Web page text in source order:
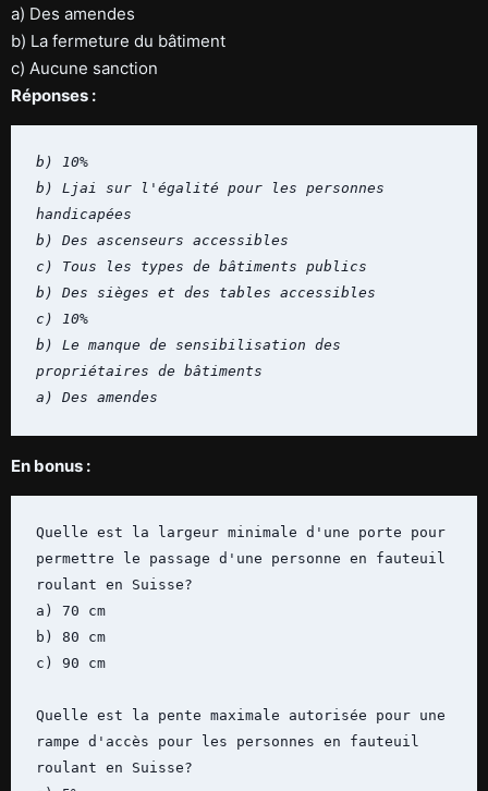
a) Des amendes
b) La fermeture du bâtiment
c) Aucune sanction
Réponses :
b) 10%
b) Ljai sur l'égalité pour les personnes
handicapées
b) Des ascenseurs accessibles
c) Tous les types de bâtiments publics
b) Des sièges et des tables accessibles
c) 10%
b) Le manque de sensibilisation des
propriétaires de bâtiments
a) Des amendes
En bonus :
Quelle est la largeur minimale d'une porte pour
permettre le passage d'une personne en fauteuil
roulant en Suisse?
a) 70 cm
b) 80 cm
c) 90 cm
Quelle est la pente maximale autorisée pour une
rampe d'accès pour les personnes en fauteuil
roulant en Suisse?